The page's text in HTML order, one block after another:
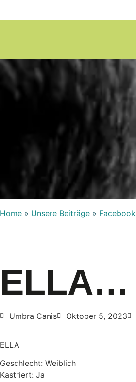
Home » Unsere Beiträge » Facebook
ELLA…
Umbra Canis Oktober 5, 2023
ELLA
Geschlecht: Weiblich
Kastriert: Ja